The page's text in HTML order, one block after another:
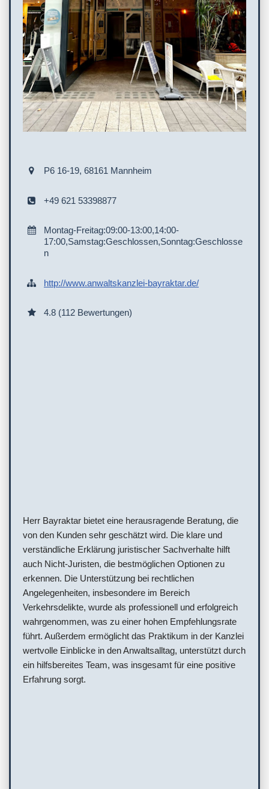
P6 16-19, 68161 Mannheim
+49 621 53398877
Montag-Freitag:09:00-13:00,14:00-
17:00,Samstag:Geschlossen,Sonntag:Geschlosse
n
http://www.anwaltskanzlei-bayraktar.de/
4.8 (112 Bewertungen)
Herr Bayraktar bietet eine herausragende Beratung, die
von den Kunden sehr geschätzt wird. Die klare und
verständliche Erklärung juristischer Sachverhalte hilft
auch Nicht-Juristen, die bestmöglichen Optionen zu
erkennen. Die Unterstützung bei rechtlichen
Angelegenheiten, insbesondere im Bereich
Verkehrsdelikte, wurde als professionell und erfolgreich
wahrgenommen, was zu einer hohen Empfehlungsrate
führt. Außerdem ermöglicht das Praktikum in der Kanzlei
wertvolle Einblicke in den Anwaltsalltag, unterstützt durch
ein hilfsbereites Team, was insgesamt für eine positive
Erfahrung sorgt.